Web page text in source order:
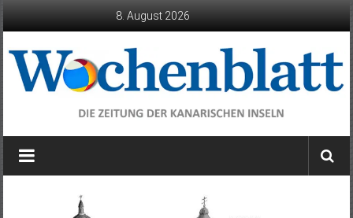
8. August 2026
Wochenblatt
die